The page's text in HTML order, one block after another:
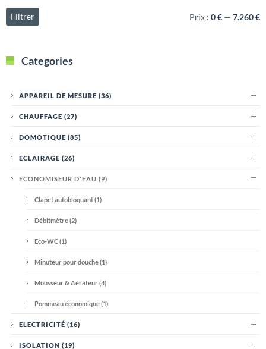
Filtrer Prix : 0 € — 7.260 €
Categories
APPAREIL DE MESURE (36)
CHAUFFAGE (27)
DOMOTIQUE (85)
ECLAIRAGE (26)
ECONOMISEUR D'EAU (9)
Clapet autobloquant(1)
Débitmètre(2)
Eco-WC(1)
Minuteur pour douche(1)
Mousseur & Aérateur(4)
Pommeau économique(1)
ELECTRICITÉ (16)
ISOLATION (19)